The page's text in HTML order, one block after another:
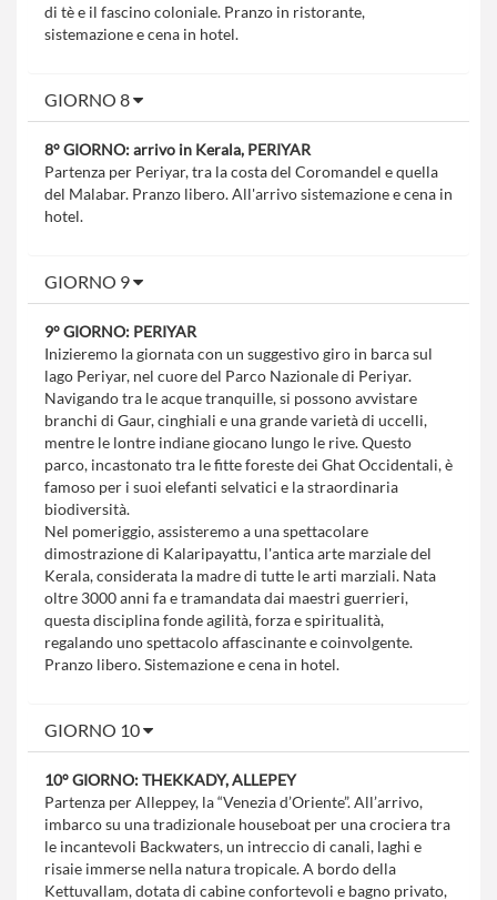
di tè e il fascino coloniale. Pranzo in ristorante,
sistemazione e cena in hotel.
GIORNO 8
8° GIORNO: arrivo in Kerala, PERIYAR
Partenza per Periyar, tra la costa del Coromandel e quella
del Malabar. Pranzo libero. All'arrivo sistemazione e cena in
hotel.
GIORNO 9
9° GIORNO: PERIYAR
Inizieremo la giornata con un suggestivo giro in barca sul
lago Periyar, nel cuore del Parco Nazionale di Periyar.
Navigando tra le acque tranquille, si possono avvistare
branchi di Gaur, cinghiali e una grande varietà di uccelli,
mentre le lontre indiane giocano lungo le rive. Questo
parco, incastonato tra le fitte foreste dei Ghat Occidentali, è
famoso per i suoi elefanti selvatici e la straordinaria
biodiversità.
Nel pomeriggio, assisteremo a una spettacolare
dimostrazione di Kalaripayattu, l'antica arte marziale del
Kerala, considerata la madre di tutte le arti marziali. Nata
oltre 3000 anni fa e tramandata dai maestri guerrieri,
questa disciplina fonde agilità, forza e spiritualità,
regalando uno spettacolo affascinante e coinvolgente.
Pranzo libero. Sistemazione e cena in hotel.
GIORNO 10
10° GIORNO: THEKKADY, ALLEPEY
Partenza per Alleppey, la “Venezia d’Oriente”. All’arrivo,
imbarco su una tradizionale houseboat per una crociera tra
le incantevoli Backwaters, un intreccio di canali, laghi e
risaie immerse nella natura tropicale. A bordo della
Kettuvallam, dotata di cabine confortevoli e bagno privato,